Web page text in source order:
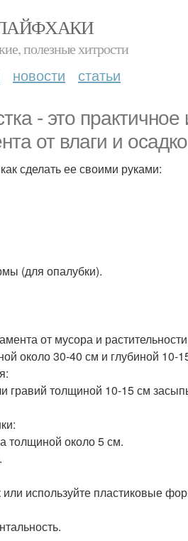
полезные хитрости
новости статьи
- это
от влаги и
сделать ее своими руками:
(для опалубки).
от мусора и
около 30-40 см и глубиной 10-
гравий толщиной 10-15 см
толщиной около 5 см.
используйте пластиковые